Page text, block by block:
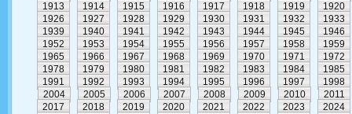
1913
1914 1915 1916 1917 1918 1919
1920
1926
1927 1928 1929 1930 1931 1932
1933
1939
1940 1941 1942 1943 1944 1945
1946
1952
1953 1954 1955 1956 1957 1958
1959
1965
1966 1967 1968 1969 1970 1971
1972
1978
1979 1980 1981 1982 1983 1984
1985
1991
1992 1993 1994 1995 1996 1997
1998
2004
2005 2006 2007 2008 2009 2010
2011
2017
2018 2019 2020 2021 2022 2023 2024